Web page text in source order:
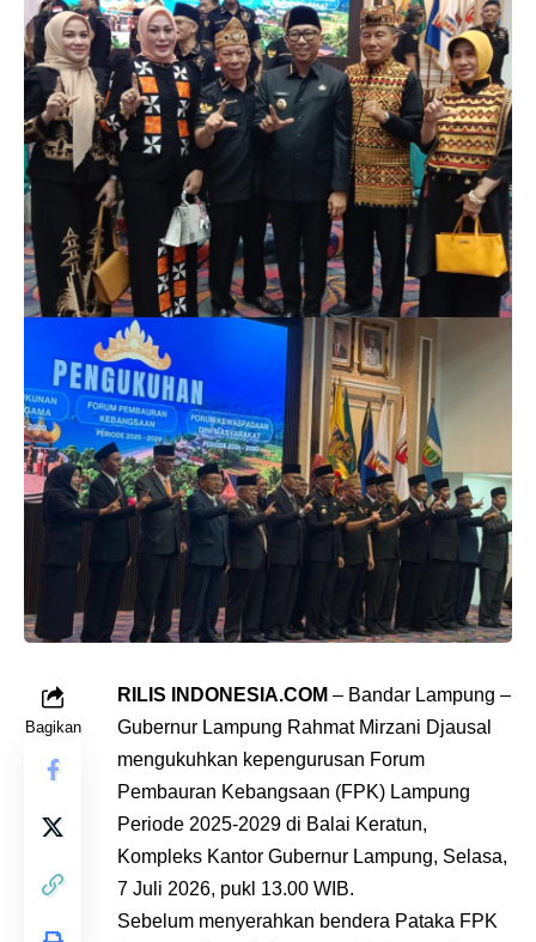
Bagikan
RILIS INDONESIA.COM – Bandar Lampung –
Gubernur Lampung Rahmat Mirzani Djausal
mengukuhkan kepengurusan Forum
Pembauran Kebangsaan (FPK) Lampung
Periode 2025-2029 di Balai Keratun,
Kompleks Kantor Gubernur Lampung, Selasa,
7 Juli 2026, pukl 13.00 WIB.
Sebelum menyerahkan bendera Pataka FPK